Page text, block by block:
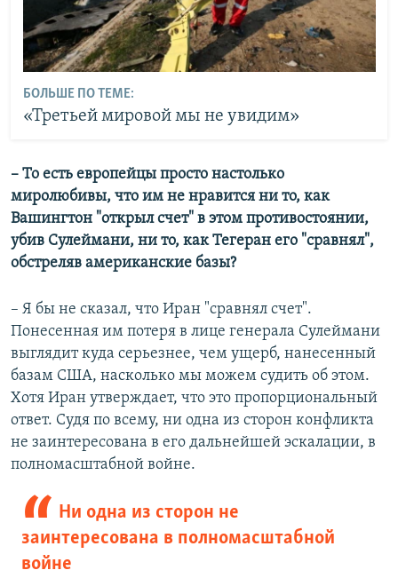
БОЛЬШЕ ПО ТЕМЕ:
«Третьей мировой мы не увидим»
– То есть европейцы просто настолько
миролюбивы, что им не нравится ни то, как
Вашингтон "открыл счет" в этом противостоянии,
убив Сулеймани, ни то, как Тегеран его "сравнял",
обстреляв американские базы?
– Я бы не сказал, что Иран "сравнял счет".
Понесенная им потеря в лице генерала Сулеймани
выглядит куда серьезнее, чем ущерб, нанесенный
базам США, насколько мы можем судить об этом.
Хотя Иран утверждает, что это пропорциональный
ответ. Судя по всему, ни одна из сторон конфликта
не заинтересована в его дальнейшей эскалации, в
полномасштабной войне.
Ни одна из сторон не
заинтересована в полномасштабной
войне